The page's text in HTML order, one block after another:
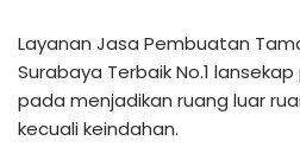
Layanan Jasa Pembuatan
Surabaya Terbaik No.1
pada menjadikan ruang luar
kecuali keindahan.